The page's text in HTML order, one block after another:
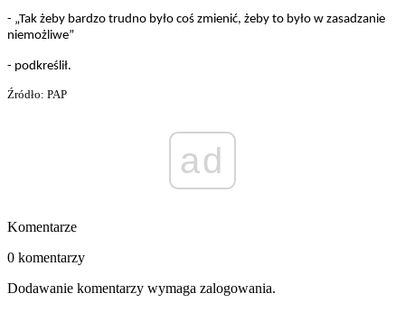
- „Tak żeby bardzo trudno było coś zmienić, żeby to było w zasadzanie
niemożliwe”
- podkreślił.
Źródło: PAP
ad
Komentarze
0 komentarzy
Dodawanie komentarzy wymaga zalogowania.